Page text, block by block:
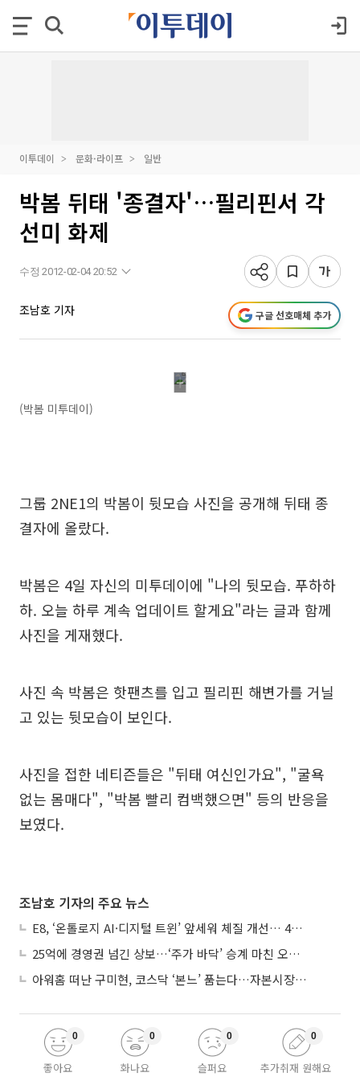
이투데이 문화·라이프 일반
박봄 뒤태 '종결자'…필리핀서 각
선미 화제
수정 2012-02-04 20:52
조남호 기자 구글 선호매체 추가
(박봄 미투데이)
그룹 2NE1의 박봄이 뒷모습 사진을 공개해 뒤태 종
결자에 올랐다.
박봄은 4일 자신의 미투데이에 "나의 뒷모습. 푸하하
하. 오늘 하루 계속 업데이트 할게요"라는 글과 함께
사진을 게재했다.
사진 속 박봄은 핫팬츠를 입고 필리핀 해변가를 거닐
고 있는 뒷모습이 보인다.
사진을 접한 네티즌들은 "뒤태 여신인가요", "굴욕
없는 몸매다", "박봄 빨리 컴백했으면" 등의 반응을
보였다.
조남호 기자의 주요 뉴스
E8, ‘온톨로지 AI·디지털 트윈’ 앞세워 체질 개선… 4분기 흑자전환 총력
25억에 경영권 넘긴 상보…‘주가 바닥’ 승계 마친 오너 2세, 주가 부양 나설까
아워홈 떠난 구미현, 코스닥 ‘본느’ 품는다…자본시장 전면 등판
좋아요
0
화나요
0
슬퍼요
0
추가취재 원해요
0